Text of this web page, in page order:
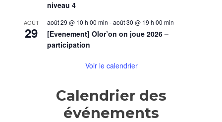
niveau 4
AOÛT
29
août 29 @ 10 h 00 min -août 30 @ 19 h 00 min
[Evenement] Olor’on on joue 2026 –
participation
Voir le calendrier
Calendrier des
événements